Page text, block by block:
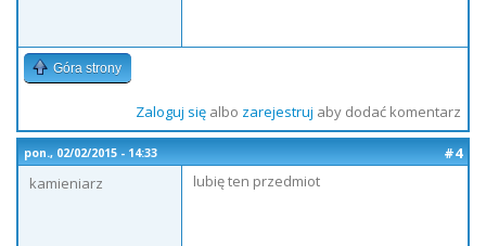
Góra strony
Zaloguj sięalbo zarejestruj aby dodać komentarz
pon., 02/02/2015 - 14:33
#4
kamieniarz
lubię ten przedmiot